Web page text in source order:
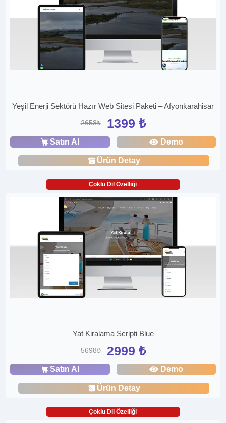
Yeşil Enerji Sektörü Hazır Web Sitesi Paketi – Afyonkarahisar
2658₺ 1399 ₺
Satın Al Demo
Ürün Detay
Çoklu Dil Özelliği
Yat Kiralama Scripti Blue
5698₺ 2999 ₺
Satın Al Demo
Ürün Detay
Çoklu Dil Özelliği